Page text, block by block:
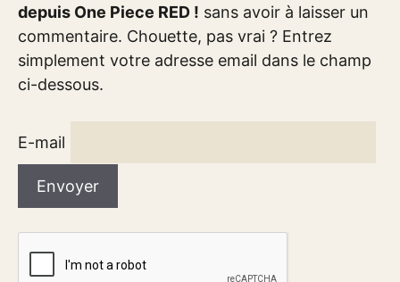
depuis One Piece RED ! sans avoir à laisser un
commentaire. Chouette, pas vrai ? Entrez
simplement votre adresse email dans le champ
ci-dessous.
E-mail